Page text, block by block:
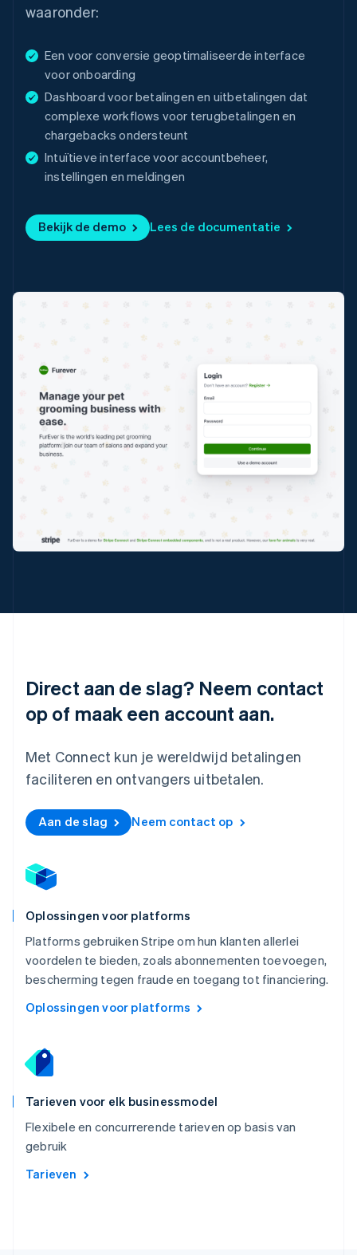
waaronder:
Een voor conversie geoptimaliseerde interface
voor onboarding
Dashboard voor betalingen en uitbetalingen dat
complexe workflows voor terugbetalingen en
chargebacks ondersteunt
Intuïtieve interface voor accountbeheer,
instellingen en meldingen
Bekijk de demo Lees de documentatie
Direct aan de slag? Neem contact
op of maak een account aan.
Met Connect kun je wereldwijd betalingen
faciliteren en ontvangers uitbetalen.
Aan de slag Neem contact op
Oplossingen voor platforms
Platforms gebruiken Stripe om hun klanten allerlei
voordelen te bieden, zoals abonnementen toevoegen,
bescherming tegen fraude en toegang tot financiering.
Oplossingen voor platforms
Tarieven voor elk businessmodel
Flexibele en concurrerende tarieven op basis van
gebruik
Tarieven
English
Duitsland
DeutschEnglish
Estland
Finland
EnglishSvenska
Frankrijk
Français English
Gibraltar
Griekenland
English
Hongkong SAR, China
简体中文
English
English
Italiano English
Japan
日本語English
Kroatië
English
Liechtenstein
Deutsch
Litouwen
Maleisië
Mexico
Español English
Nederland
English
Noorwegen
Oostenrijk
DeutschEnglish
Polen
Portugal
Português
English
Singapore
简体中文
Slovenië
EnglishItaliano
Slowakije
Español
Thailand
Tsjechië
Vasteland van China
简体中文
English